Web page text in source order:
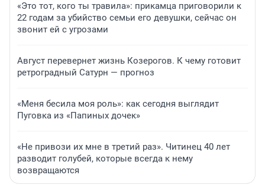
«Это тот, кого ты травила»: прикамца приговорили к
22 годам за убийство семьи его девушки, сейчас он
звонит ей с угрозами
Август перевернет жизнь Козерогов. К чему готовит
ретроградный Сатурн — прогноз
«Меня бесила моя роль»: как сегодня выглядит
Пуговка из «Папиных дочек»
«Не привози их мне в третий раз». Читинец 40 лет
разводит голубей, которые всегда к нему
возвращаются